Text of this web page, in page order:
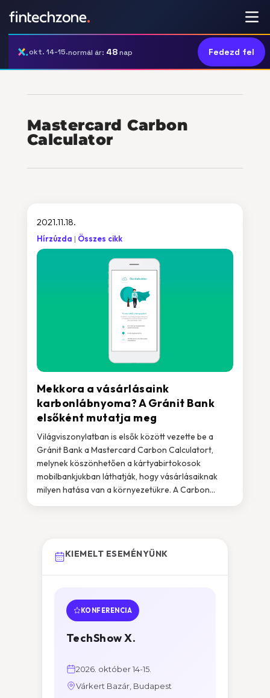
okt. 14-15.normál ár: 48nap Fedezd fel
Mastercard Carbon
Calculator
Mekkora a vásárlásaink
karbonlábnyoma? A Gránit Bank
elsőként mutatja meg
2021.11.18.
Hírzúzda Összes cikk
Világviszonylatban is elsők között vezette be a
Gránit Bank a Mastercard Carbon Calculatort,
melynek köszönhetően a kártyabirtokosok
mobilbankjukban láthatják, hogy vásárlásaiknak
milyen hatása van a környezetükre. A Carbon...
KIEMELT ESEMÉNYÜNK
KONFERENCIA
TechShow X.
2026. október 14-15.
Várkert Bazár, Budapest